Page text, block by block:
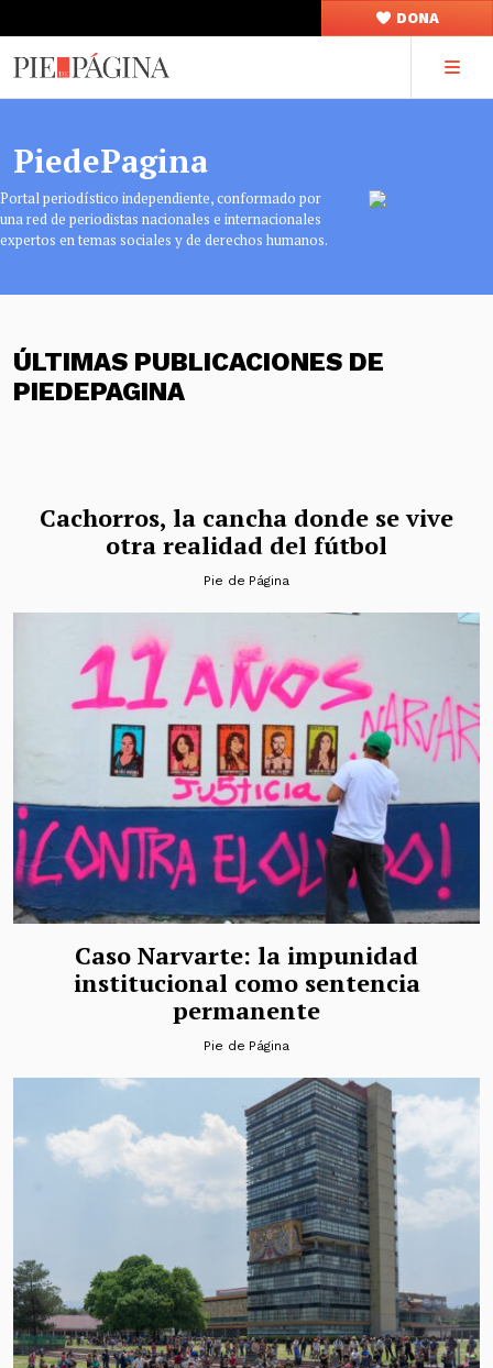
DONA
PiedePagina
Portal periodístico independiente, conformado por
una red de periodistas nacionales e internacionales
expertos en temas sociales y de derechos humanos.
ÚLTIMAS PUBLICACIONES DE
PIEDEPAGINA
Cachorros, la cancha donde se vive
otra realidad del fútbol
Pie de Página
Caso Narvarte: la impunidad
institucional como sentencia
permanente
Pie de Página